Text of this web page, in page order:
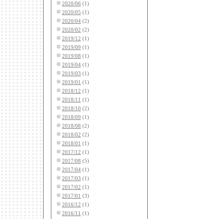
2020/06 (1)
2020/05 (1)
2020/04 (2)
2020/02 (2)
2019/12 (1)
2019/09 (1)
2019/08 (1)
2019/04 (1)
2019/03 (1)
2019/01 (1)
2018/12 (1)
2018/11 (1)
2018/10 (2)
2018/09 (1)
2018/08 (2)
2018/02 (2)
2018/01 (1)
2017/12 (1)
2017/08 (5)
2017/04 (1)
2017/03 (1)
2017/02 (1)
2017/01 (3)
2016/12 (1)
2016/11 (1)